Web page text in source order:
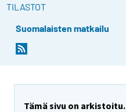
TILASTOT
Suomalaisten matkailu
Tämä sivu on arkistoitu.